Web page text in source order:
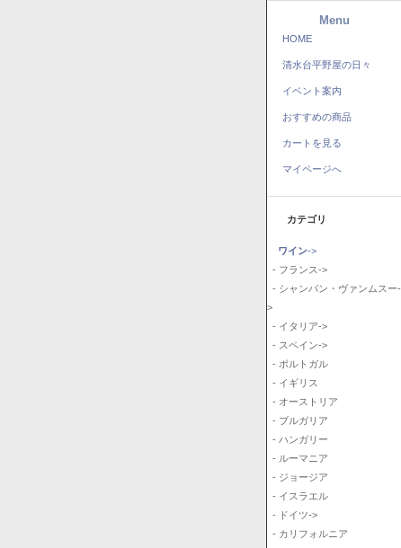
Menu
HOME
清水台平野屋の日々
イベント案内
おすすめの商品
カートを見る
マイページへ
カテゴリ
ワイン->
- フランス->
- シャンパン・ヴァンムスー-
>
- イタリア->
- スペイン->
- ポルトガル
- イギリス
- オーストリア
- ブルガリア
- ハンガリー
- ルーマニア
- ジョージア
- イスラエル
- ドイツ->
- カリフォルニア